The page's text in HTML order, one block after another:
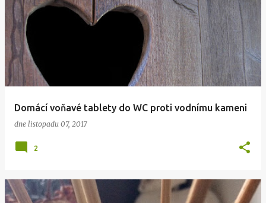
Domácí voňavé tablety do WC proti vodnímu kameni
dne listopadu 07, 2017
2